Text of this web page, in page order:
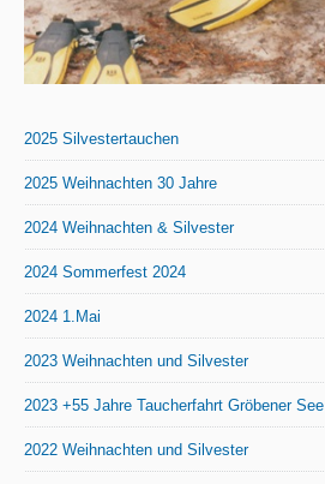
2025 Silvestertauchen
2025 Weihnachten 30 Jahre
2024 Weihnachten & Silvester
2024 Sommerfest 2024
2024 1.Mai
2023 Weihnachten und Silvester
2023 +55 Jahre Taucherfahrt Gröbener See
2022 Weihnachten und Silvester